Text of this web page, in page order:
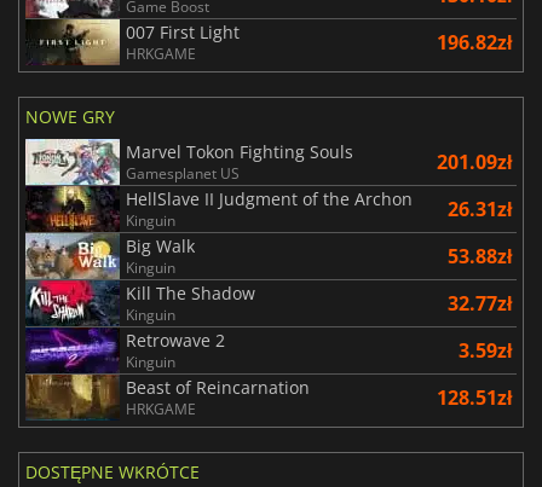
Game Boost
007 First Light
HRKGAME 196.82zł
NOWE GRY
Marvel Tokon Fighting Souls
Gamesplanet US 201.09zł
HellSlave II Judgment of the Archon
Kinguin 26.31zł
Big Walk
Kinguin 53.88zł
Kill The Shadow
Kinguin 32.77zł
Retrowave 2
Kinguin 3.59zł
Beast of Reincarnation
HRKGAME 128.51zł
DOSTĘPNE WKRÓTCE